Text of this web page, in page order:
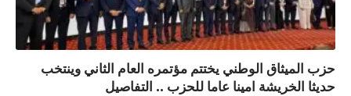
حزب الميثاق الوطني يختتم مؤتمره العام الثاني وينتخب
حديثا الخريشة امينا عاما للحزب .. التفاصيل